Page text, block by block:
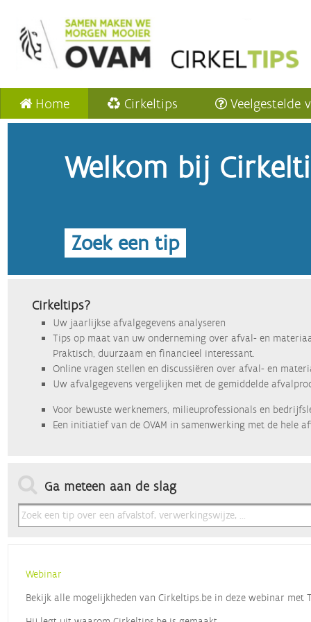
Home Cirkeltips Veelgestelde
Welkom bij
Zoek een tip
Cirkeltips?
Uw jaarlijkse afvalgegevens analyseren
Tips op maat van uw onderneming over afval- en
Praktisch, duurzaam en financieel interessant.
Online vragen stellen en discussiëren over afval- en
Uw afvalgegevens vergelijken met de gemiddelde
Voor bewuste werknemers, milieuprofessionals en
Een initiatief van de OVAM in samenwerking met de hele
Ga meteen aan de slag
Webinar
Bekijk alle mogelijkheden van Cirkeltips.be in deze webinar met